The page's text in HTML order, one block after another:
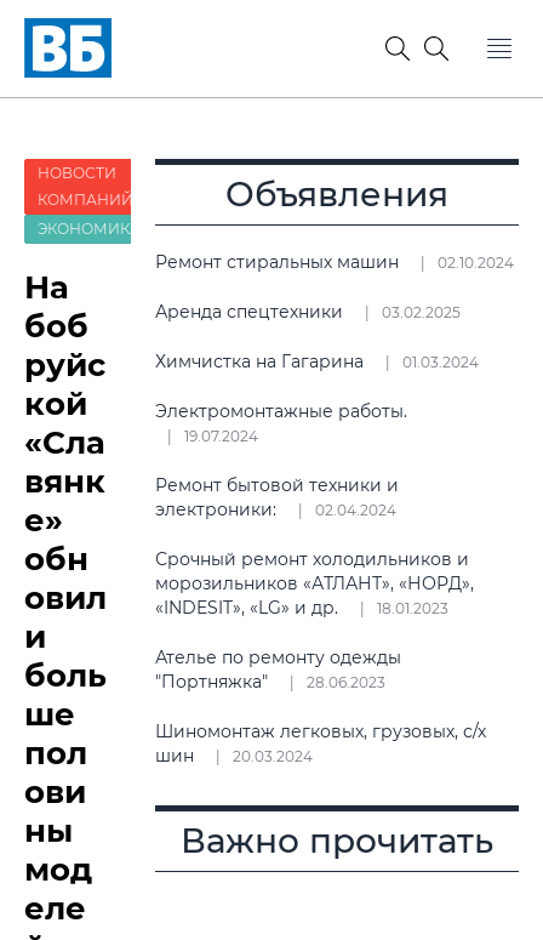
НОВОСТИ
КОМПАНИЙ
ЭКОНОМИКА
На
боб
руйс
кой
«Сла
вянк
е»
обн
овил
и
боль
ше
пол
ови
ны
мод
еле
Объявления
Ремонт стиральных машин 02.10.2024
Аренда спецтехники 03.02.2025
Химчистка на Гагарина 01.03.2024
Электромонтажные работы.
19.07.2024
Ремонт бытовой техники и
электроники:
02.04.2024
Срочный ремонт холодильников и
морозильников «АТЛАНТ», «НОРД»,
«INDESIT», «LG» и др.
18.01.2023
Ателье по ремонту одежды
"Портняжка"
28.06.2023
Шиномонтаж легковых, грузовых, с/х
шин
20.03.2024
Важно прочитать